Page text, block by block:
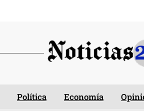
Política Economía